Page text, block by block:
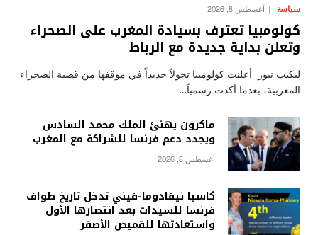
سياسة أغسطس 8, 2026
كولومبيا تعترف بسيادة المغرب على الصحراء
وتعلن بداية جديدة مع الرباط
ليكيب نيوز أعلنت كولومبيا تحولاً جديداً في موقفها من قضية الصحراء
المغربية، بعدما أكدت رسمياً…
ماكرون يهنئ الملك محمد السادس
ويجدد دعم فرنسا للشراكة مع المغرب
أغسطس 8, 2026
كاسيا نيفادوما-فيني تدخل تاريخ طواف
فرنسا للسيدات بعد انتصارها الأول
واستعادتها للقميص الأصفر